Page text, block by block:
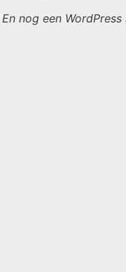
En nog een WordPress